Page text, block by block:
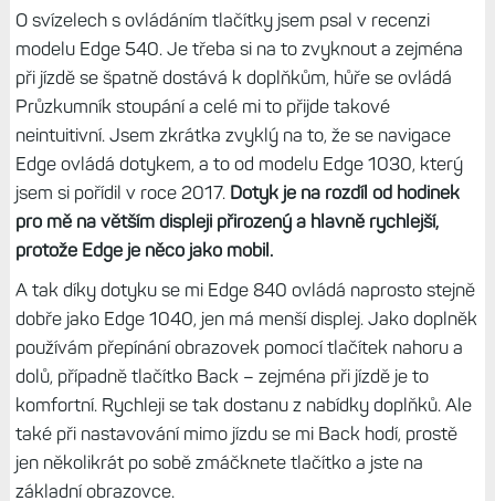
okolí. Díky tomu není tolik třeba odlesky řešit v tmavším
prostředí, jako je právě les.Ale podsvícení je v
automatickém režimu slabší než na Edge 1040, a to
citelně (a platí to i pro Edge 540). Navíc v místnosti, kde už
Edge 1040 podsvícení zapne, Edge 840 ještě nikoliv,
takže je na něj hůře vidět. Když jsem fotil obrázky do
recenze, musel jsem na Edge 840 nastavit podsvícení
manuálně, protože to automatické nestačilo.
Čistý displej? Ano, s tlačítky to jde
O svízelech s ovládáním tlačítky jsem psal v recenzi
modelu Edge 540. Je třeba si na to zvyknout a zejména
při jízdě se špatně dostává k doplňkům, hůře se ovládá
Průzkumník stoupání a celé mi to přijde takové
neintuitivní. Jsem zkrátka zvyklý na to, že se navigace
Edge ovládá dotykem, a to od modelu Edge 1030, který
jsem si pořídil v roce 2017.
Dotyk je na rozdíl od hodinek